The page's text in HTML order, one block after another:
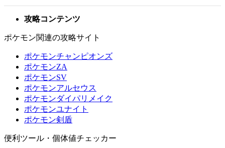
攻略コンテンツ
ポケモン関連の攻略サイト
ポケモンチャンピオンズ
ポケモンZA
ポケモンSV
ポケモンアルセウス
ポケモンダイパリメイク
ポケモンユナイト
ポケモン剣盾
便利ツール・個体値チェッカー